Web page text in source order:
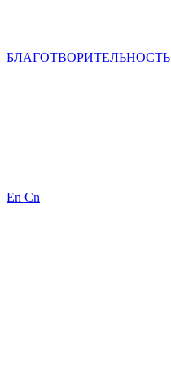
БЛАГОТВОРИТЕЛЬНОСТЬ
En Cn